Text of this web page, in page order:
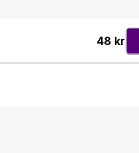
48 kr